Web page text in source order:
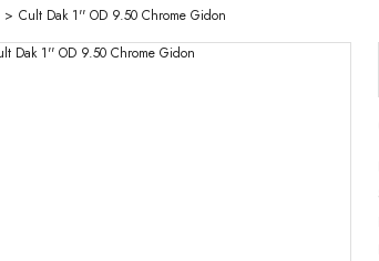
Cult Dak 1'' OD 9.50 Chrome Gidon